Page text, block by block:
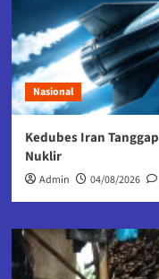
Nasional
Kedubes Iran
Nuklir
Admin 04/08/2026